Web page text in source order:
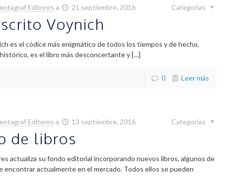
Editores a 21 septiembre, 2016 Categorias
Voynich
es el códice más enigmático de todos los tiempos y de hecho,
es el libro más desconcertante y[…]
0 Leer más
Editores a 13 septiembre, 2016 Categorias
de libros
actualiza su fondo editorial incorporando nuevos libros, algunos de
encontrar actualmente en el mercado. Todos ellos se pueden